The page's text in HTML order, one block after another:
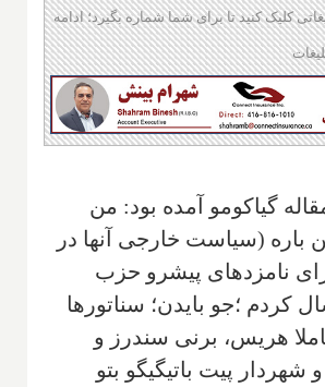
کلیک کنید تا برای شما شماره بگیرد؛ ادامه
گیاکومو آمده بود: من
باره (سیاست خارجی آنها در
نامزدهای پیشرو حزب
کردم ؛جو بایدن؛ سناتورها
هریس، برنی سندرز و
شهردار پیت باتیگیگو بتو